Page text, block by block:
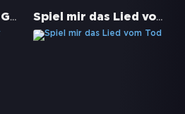
Ein Fressen für die Geier Spiel mir das Lied vom Tod